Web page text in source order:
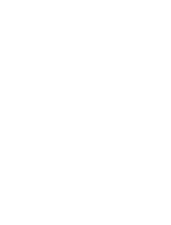
Descubre más noticias de
. Puedes ponerte en
en las
Puedes ponerte en contacto